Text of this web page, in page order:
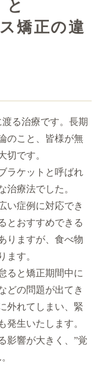
と
矯正の違
る治療です。長期
のこと、皆様が無
切です。
ラケットと呼ばれ
治療法でした。
い症例に対応でき
とおすすめできる
りますが、食べ物
ます。
ると矯正期間中に
どの問題が出てき
外れてしまい、緊
発生いたします。
影響が大きく、”覚